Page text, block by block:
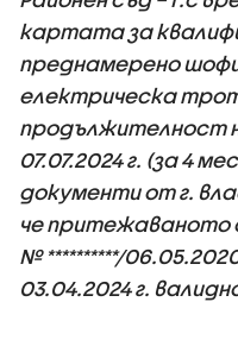
картата за
преднамерено
електрическа
продължителност
07.07.2024 г. (за 4
документи от г.
че
№ **********/
03.04.2024 г.